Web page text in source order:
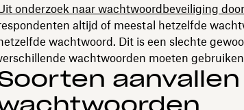
onderzoek naar wachtwoordbeveiliging
altijd of meestal hetzelfde
wachtwoord. Dit is een slechte
wachtwoorden moeten